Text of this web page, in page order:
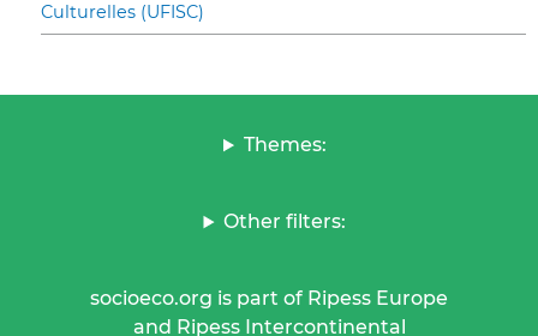
Culturelles (UFISC)
Themes:
Other filters:
socioeco.org is part of Ripess Europe
and Ripess Intercontinental